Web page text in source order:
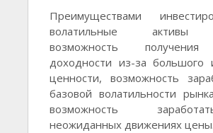
Преимуществами
волатильные активы
возможность получения
доходности из-за большого
ценности, возможность
базовой волатильности
возможность
неожиданных движениях цены.